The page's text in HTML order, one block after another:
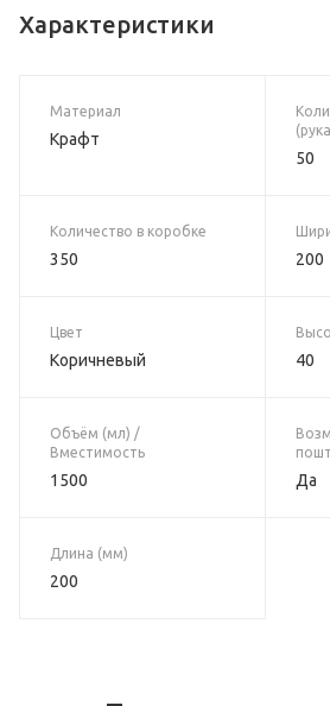
Характеристики
Материал
Крафт
50
Количество в коробке
350 200
Цвет
Коричневый 40
Объём (мл) /
Вместимость
1500 Да
Длина (мм)
200